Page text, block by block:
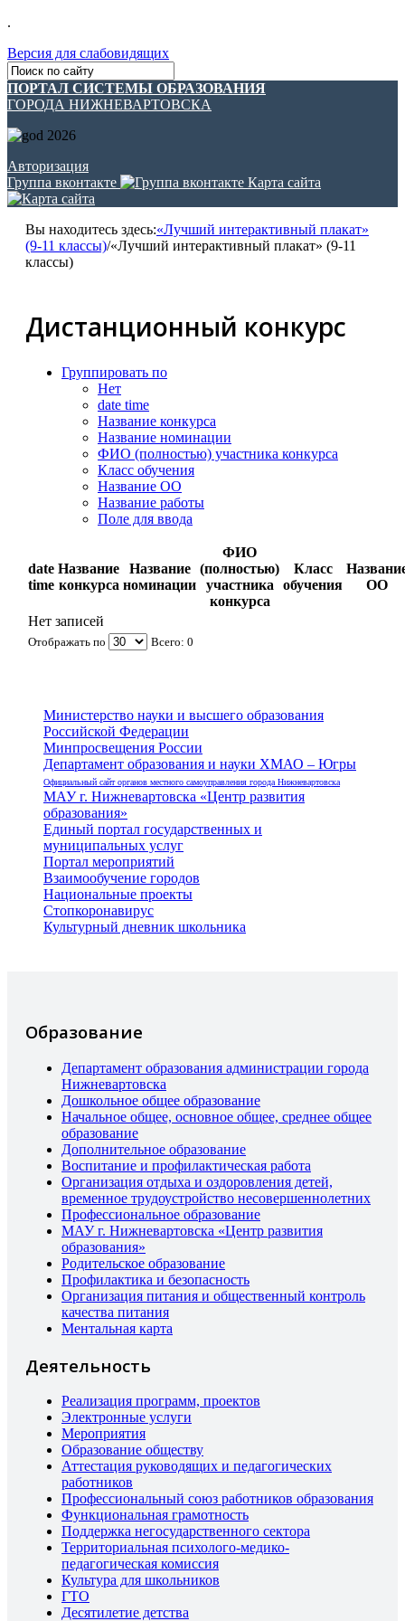
.
Версия для слабовидящих
ПОРТАЛ СИСТЕМЫ ОБРАЗОВАНИЯ
ГОРОДА НИЖНЕВАРТОВСКА
Авторизация
Группа вконтакте
Карта сайта
Вы находитесь здесь:«Лучший интерактивный плакат»
(9-11 классы)/«Лучший интерактивный плакат» (9-11
классы)
Дистанционный конкурс
Группировать по
Нет
date time
Название конкурса
Название номинации
ФИО (полностью) участника конкурса
Класс обучения
Название ОО
Название работы
Поле для ввода
date
time
Название
конкурса
Название
номинации
ФИО
(полностью)
участника
конкурса
Класс
обучения
ОО
Отображать по Всего: 0
Нет записей
Министерство науки и высшего образования
Российской Федерации
Минпросвещения России
Департамент образования и науки ХМАО – Югры
Официальный сайт органов местного самоуправления города Нижневартовска
МАУ г. Нижневартовска «Центр развития
образования»
Единый портал государственных и
муниципальных услуг
Портал мероприятий
Взаимообучение городов
Национальные проекты
Стопкоронавирус
Культурный дневник школьника
Образование
Департамент образования администрации города
Нижневартовска
Дошкольное общее образование
Начальное общее, основное общее, среднее общее
образование
Дополнительное образование
Воспитание и профилактическая работа
Организация отдыха и оздоровления детей,
временное трудоустройство несовершеннолетних
Профессиональное образование
МАУ г. Нижневартовска «Центр развития
образования»
Родительское образование
Профилактика и безопасность
Организация питания и общественный контроль
качества питания
Ментальная карта
Деятельность
Реализация программ, проектов
Электронные услуги
Мероприятия
Образование обществу
Аттестация руководящих и педагогических
работников
Профессиональный союз работников образования
Функциональная грамотность
Поддержка негосударственного сектора
Территориальная психолого-медико-
педагогическая комиссия
Культура для школьников
ГТО
Десятилетие детства